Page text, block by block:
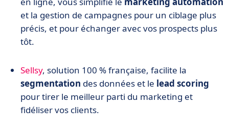
et la gestion de campagnes pour un ciblage plus
précis, et pour échanger avec vos prospects plus
tôt.
Sellsy, solution 100 % française, facilite la
segmentation des données et le lead scoring
pour tirer le meilleur parti du marketing et
fidéliser vos clients.